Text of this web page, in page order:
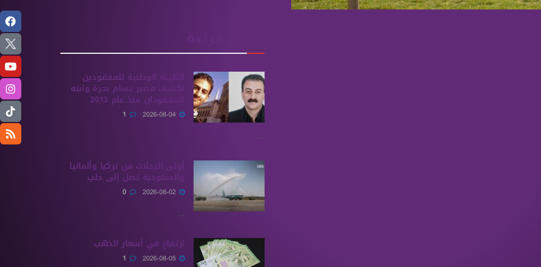
الهيئة الوطنية للمفقودين
تكشف مصير بسام بحرة وابنه
المفقودان منذ عام 2013
...
أولى الرحلات من ‏تركيا وألمانيا
والسعودية تصل إلى حلب
...
ارتفاع في أسعار الذهب